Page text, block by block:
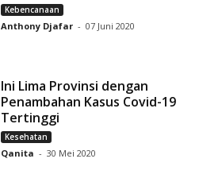
Kebencanaan
Anthony Djafar - 07 Juni 2020
Ini Lima Provinsi dengan
Penambahan Kasus Covid-19
Tertinggi
Kesehatan
Qanita - 30 Mei 2020